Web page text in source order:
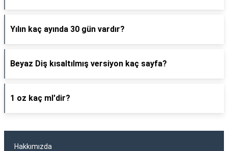
Yılın kaç ayında 30 gün vardır?
Beyaz Diş kısaltılmış versiyon kaç sayfa?
1 oz kaç ml'dir?
Hakkımızda